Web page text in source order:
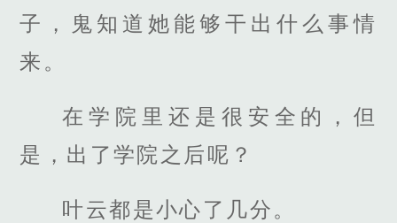
子，鬼知道她能够干出什么事情
来。
在学院里还是很安全的，但
是，出了学院之后呢？
叶云都是小心了几分。